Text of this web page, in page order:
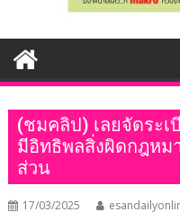
(ชมคลิป) เลยจัดระ
มีอิทธิพลสิ่งผิดกฎห
ส่วน
17/03/2025